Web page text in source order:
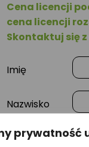
prywatność
Cena licencji
cena licencji
Skontaktuj się
Imię
Nazwisko
E-mail